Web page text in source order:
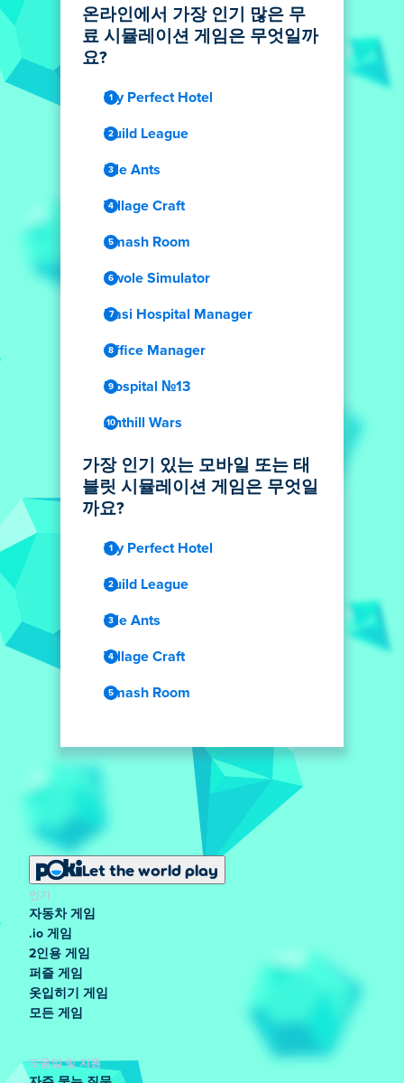
온라인에서 가장 인기 많은 무
료 시뮬레이션 게임은 무엇일까
요?
My Perfect Hotel
Build League
Idle Ants
Village Craft
Smash Room
Swole Simulator
Dasi Hospital Manager
Office Manager
Hospital №13
Anthill Wars
가장 인기 있는 모바일 또는 태
블릿 시뮬레이션 게임은 무엇일
까요?
My Perfect Hotel
Build League
Idle Ants
Village Craft
Smash Room
Let the world play
인기
자동차 게임
.io 게임
2인용 게임
퍼즐 게임
옷입히기 게임
모든 게임
도움말 및 지원